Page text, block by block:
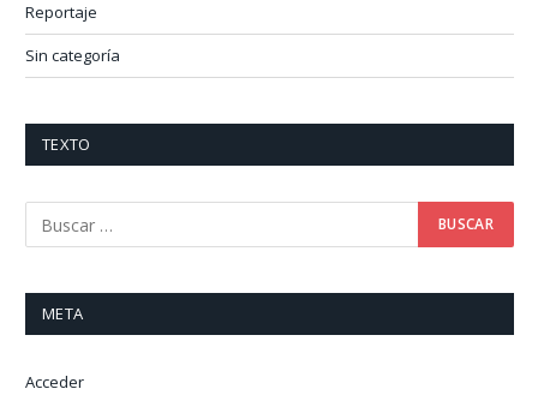
Reportaje
Sin categoría
TEXTO
META
Acceder